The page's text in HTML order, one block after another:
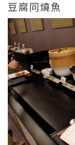
豆腐同燒魚